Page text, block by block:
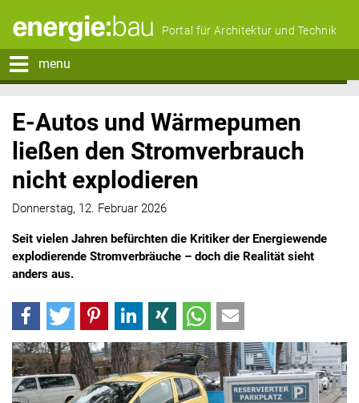
Portal für Architektur und Technik
menu
E-Autos und Wärmepumen
ließen den Stromverbrauch
nicht explodieren
Donnerstag, 12. Februar 2026
Seit vielen Jahren befürchten die Kritiker der Energiewende
explodierende Stromverbräuche – doch die Realität sieht
anders aus.